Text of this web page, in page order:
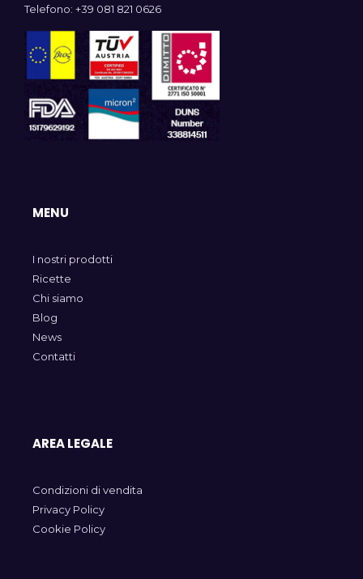
Telefono: +39 081 821 0626
MENU
I nostri prodotti
Ricette
Chi siamo
Blog
News
Contatti
AREA LEGALE
Condizioni di vendita
Privacy Policy
Cookie Policy